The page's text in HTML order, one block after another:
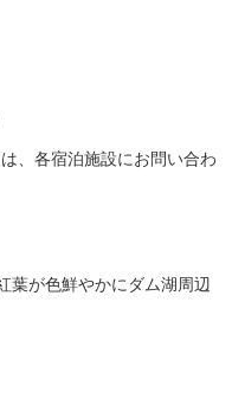
、各宿泊施設にお問い合わ
葉が色鮮やかにダム湖周辺